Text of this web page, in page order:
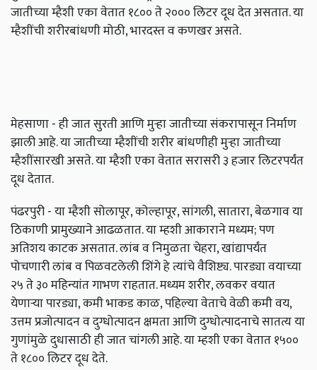
जातीच्या म्हैशी एका वेतात १८०० ते २००० लिटर दूध देत असतात. या
म्हैशींची शरीरबांधणी मोठी, भारदस्त व कणखर असते.
मेहसाणा - ही जात सुरती आणि मुऱ्हा जातीच्या संकरापासून निर्माण
झाली आहे. या जातीच्या म्हैशींची शरीर बांधणीही मुऱ्हा जातीच्या
म्हैशींसारखी असते. या म्हैशी एका वेतात सरासरी ३ हजार लिटरपर्यंत
दूध देतात.
पंढरपुरी - या म्हैशी सोलापूर, कोल्हापूर, सांगली, सातारा, बेळगाव या
ठिकाणी प्रामुख्याने आढळतात. या म्हशी आकाराने मध्यम; पण
अतिशय काटक असतात. लांब व निमुळता चेहरा, खांद्यापर्यंत
पोचणारी लांब व पिळवटलेली शिंगे हे त्यांचे वैशिष्ट्य. पारड्या वयाच्या
२५ ते ३० महिन्यांत गाभण राहतात. मध्यम शरीर, लवकर वयात
येणाऱ्या पारड्या, कमी भाकड काळ, पहिल्या वेताचे वेळी कमी वय,
उत्तम प्रजोत्पादन व दुग्धोत्पादन क्षमता आणि दुग्धोत्पादनाचे सातत्य या
गुणांमुळे दुधासाठी ही जात चांगली आहे. या म्हशी एका वेतात १५००
ते १८०० लिटर दूध देते.